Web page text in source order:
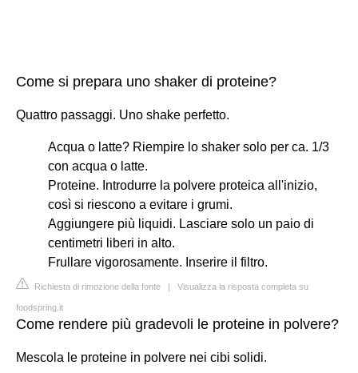
Come si prepara uno shaker di proteine?
Quattro passaggi. Uno shake perfetto.
Acqua o latte? Riempire lo shaker solo per ca. 1/3
con acqua o latte.
Proteine. Introdurre la polvere proteica all'inizio,
così si riescono a evitare i grumi.
Aggiungere più liquidi. Lasciare solo un paio di
centimetri liberi in alto.
Frullare vigorosamente. Inserire il filtro.
Richiesta di rimozione della fonte | Visualizza la risposta completa su
foodspring.it
Come rendere più gradevoli le proteine in polvere?
Mescola le proteine in polvere nei cibi solidi.